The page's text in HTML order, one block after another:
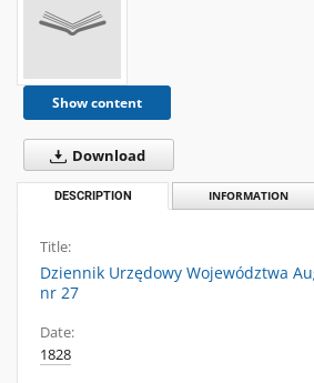
Show content
Download
DESCRIPTION INFORMATION
Title:
Dziennik Urzędowy Województwa
nr 27
Date:
1828